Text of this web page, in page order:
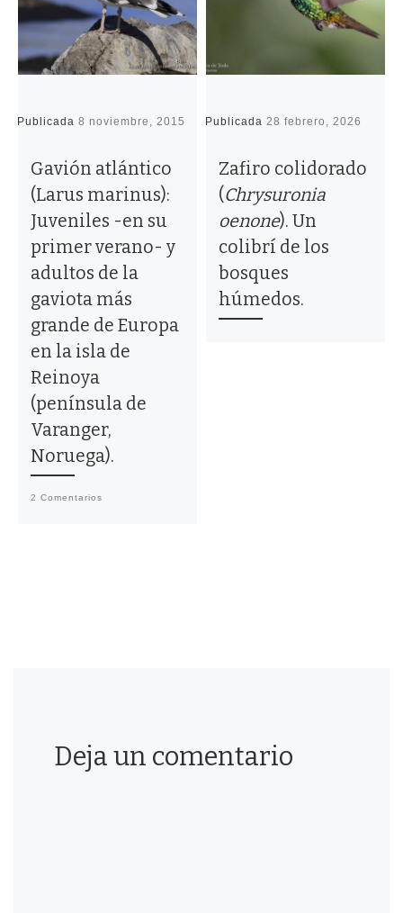
Publicada8 noviembre, 2015
Gavión atlántico
(Larus marinus):
Juveniles -en su
primer verano- y
adultos de la
gaviota más
grande de Europa
en la isla de
Reinoya
(península de
Varanger,
Noruega).
2 Comentarios
Publicada 28 febrero, 2026
Zafiro colidorado
(Chrysuronia
oenone). Un
colibrí de los
bosques
húmedos.
Deja un comentario